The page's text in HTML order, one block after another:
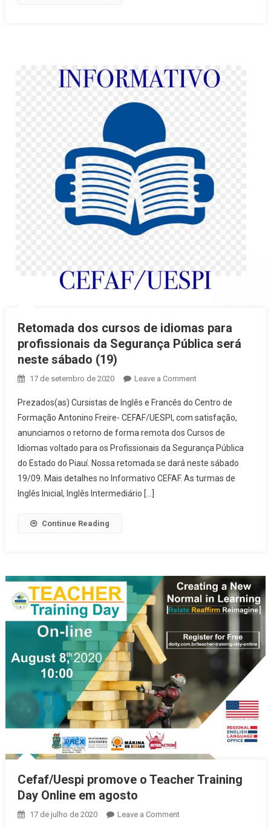
Retomada dos cursos de idiomas para
profissionais da Segurança Pública será
neste sábado (19)
17 de setembro de 2020 Leave a Commenton Retomada
idiomas para
profissionais da
Segurança
Pública será
neste sábado
(19)
Prezados(as) Cursistas de Inglês e Francês do Centro de
Formação Antonino Freire- CEFAF/UESPI, com satisfação,
anunciamos o retorno de forma remota dos Cursos de
Idiomas voltado para os Profissionais da Segurança Pública
do Estado do Piauí. Nossa retomada se dará neste sábado
19/09. Mais detalhes no Informativo CEFAF. As turmas de
Inglês Inicial, Inglês Intermediário […]
Continue Reading
Cefaf/Uespi promove o Teacher Training
Day Online em agosto
17 de julho de 2020 Leave a Commenton Cefaf/Uespi